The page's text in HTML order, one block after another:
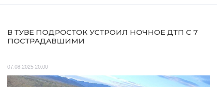
В ТУВЕ ПОДРОСТОК УСТРОИЛ НОЧНОЕ ДТП С 7
ПОСТРАДАВШИМИ
07.08.2025 20:00